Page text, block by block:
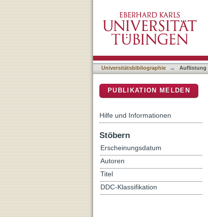
Universitätsbibliographie → Auflistung
PUBLIKATION MELDEN
Hilfe und Informationen
Stöbern
Erscheinungsdatum
Autoren
Titel
DDC-Klassifikation